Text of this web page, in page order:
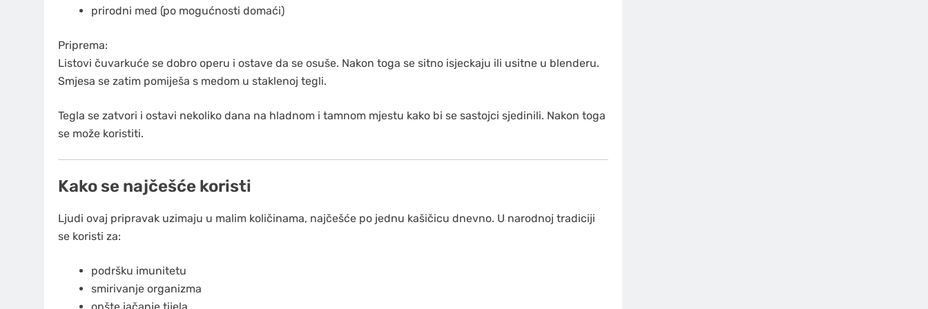
prirodni med (po mogućnosti domaći)
Priprema:
Listovi čuvarkuće se dobro operu i ostave da se osuše. Nakon toga se sitno isjeckaju ili usitne u blenderu.
Smjesa se zatim pomiješa s medom u staklenoj tegli.
Tegla se zatvori i ostavi nekoliko dana na hladnom i tamnom mjestu kako bi se sastojci sjedinili. Nakon toga
se može koristiti.
Kako se najčešće koristi
Ljudi ovaj pripravak uzimaju u malim količinama, najčešće po jednu kašičicu dnevno. U narodnoj tradiciji
se koristi za:
podršku imunitetu
smirivanje organizma